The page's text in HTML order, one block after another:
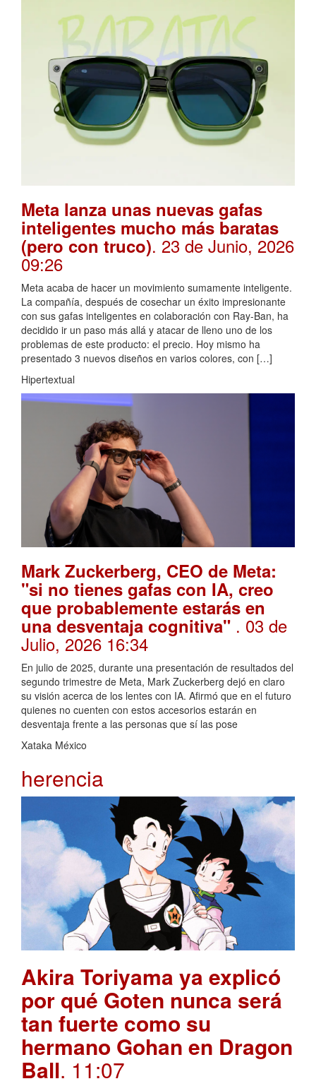
Meta lanza unas nuevas gafas
inteligentes mucho más baratas
(pero con truco). 23 de Junio, 2026
09:26
Meta acaba de hacer un movimiento sumamente inteligente.
La compañía, después de cosechar un éxito impresionante
con sus gafas inteligentes en colaboración con Ray-Ban, ha
decidido ir un paso más allá y atacar de lleno uno de los
problemas de este producto: el precio. Hoy mismo ha
presentado 3 nuevos diseños en varios colores, con […]
Hipertextual
Mark Zuckerberg, CEO de Meta:
"si no tienes gafas con IA, creo
que probablemente estarás en
una desventaja cognitiva" . 03 de
Julio, 2026 16:34
En julio de 2025, durante una presentación de resultados del
segundo trimestre de Meta, Mark Zuckerberg dejó en claro
su visión acerca de los lentes con IA. Afirmó que en el futuro
quienes no cuenten con estos accesorios estarán en
desventaja frente a las personas que sí las pose
Xataka México
herencia
Akira Toriyama ya explicó
por qué Goten nunca será
tan fuerte como su
hermano Gohan en Dragon
Ball. 11:07